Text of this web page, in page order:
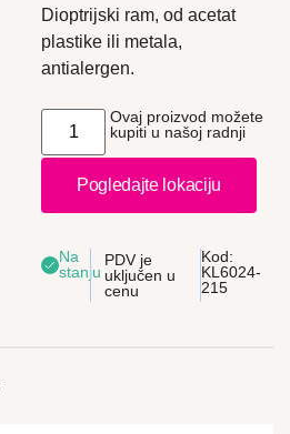
Dioptrijski ram, od acetat
plastike ili metala,
antialergen.
Ovaj proizvod možete
kupiti u našoj radnji
Pogledajte lokaciju
Na
stanju
PDV je
uključen u
cenu
Kod:
KL6024-
215